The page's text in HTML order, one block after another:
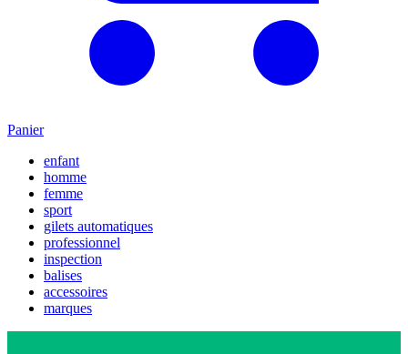
Panier
enfant
homme
femme
sport
gilets automatiques
professionnel
inspection
balises
accessoires
marques